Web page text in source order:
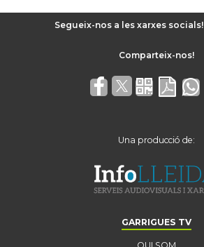
Segueix-nos a les xarxes socials!
Una producció de:
GARRIGUES TV